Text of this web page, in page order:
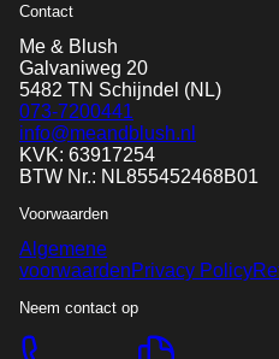
Contact
Me & Blush
Galvaniweg 20
5482 TN Schijndel (NL)
073-7200441
info@meandblush.nl
KVK: 63917254
BTW Nr.: NL855452468B01
Voorwaarden
Algemene
voorwaardenPrivacy Policy
Neem contact op